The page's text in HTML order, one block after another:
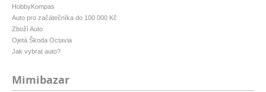
HobbyKompas
Auto pro začátečníka do 100 000 Kč
Zboží Auto
Ojetá Škoda Octavia
Jak vybrat auto?
Mimibazar